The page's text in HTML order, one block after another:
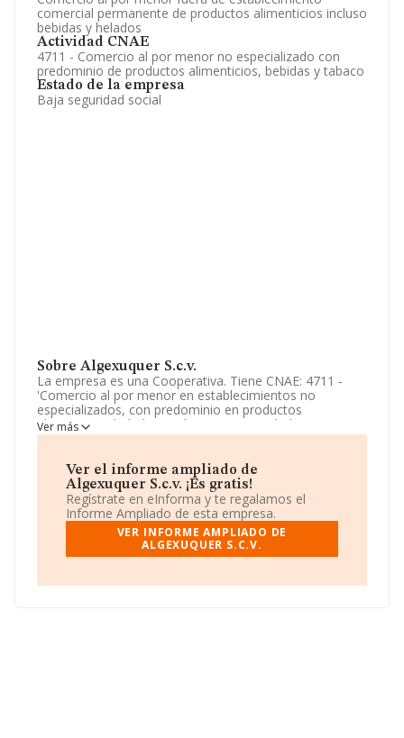
comercial permanente de productos alimenticios incluso
bebidas y helados
Actividad CNAE
4711 - Comercio al por menor no especializado con
predominio de productos alimenticios, bebidas y tabaco
Estado de la empresa
Baja seguridad social
Sobre Algexuquer S.c.v.
La empresa es una Cooperativa. Tiene CNAE: 4711 -
'Comercio al por menor en establecimientos no
especializados, con predominio en productos
alimenticios, bebidas y tabaco'. La sociedad no tiene
actividad en mercados exteriores.
La sociedad Algexuquer S.C.V, F98037401, está
situada en Avenida Generalitat Valenciana núm. 11,
(46680), Algemesi, Valencia, Comunidad Valenciana.
En relación con el sector y disponiendo de los datos de
hasta 21.791 empresas, en el ámbito nacional la
facturación alcanza la cifra de 102.271 millones de
millones de euros de ventas. En relación con la
Ver más
Ver el informe ampliado de
Algexuquer S.c.v. ¡Es gratis!
Regístrate en eInforma y te regalamos el
Informe Ampliado de esta empresa.
VER INFORME AMPLIADO DE
ALGEXUQUER S.C.V.